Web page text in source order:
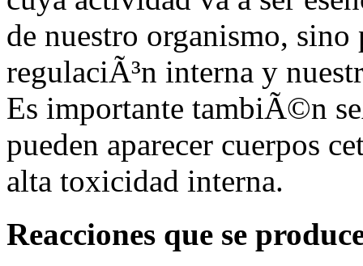
de nuestro organismo,
regulaciÃ³n interna y
Es importante tambiÃ©n
pueden aparecer cuerpos
alta toxicidad interna.
Reacciones que se